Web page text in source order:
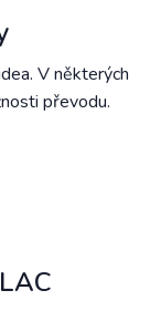
V některých
převodu.